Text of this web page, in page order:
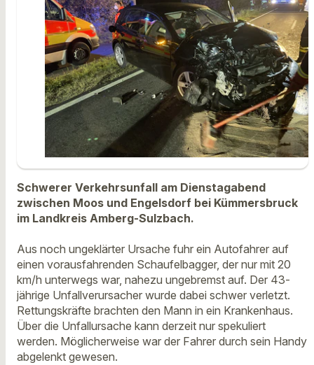
Schwerer Verkehrsunfall am Dienstagabend
zwischen Moos und Engelsdorf bei Kümmersbruck
im Landkreis Amberg-Sulzbach.
Aus noch ungeklärter Ursache fuhr ein Autofahrer auf
einen vorausfahrenden Schaufelbagger, der nur mit 20
km/h unterwegs war, nahezu ungebremst auf. Der 43-
jährige Unfallverursacher wurde dabei schwer verletzt.
Rettungskräfte brachten den Mann in ein Krankenhaus.
Über die Unfallursache kann derzeit nur spekuliert
werden. Möglicherweise war der Fahrer durch sein Handy
abgelenkt gewesen.